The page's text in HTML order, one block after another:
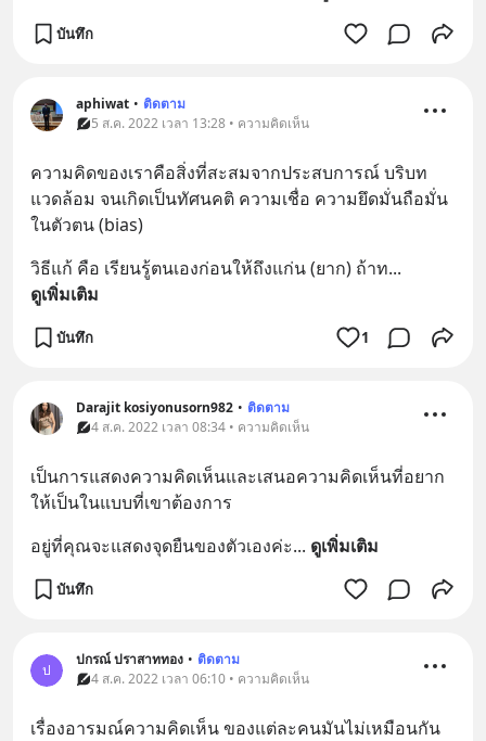
บันทึก
aphiwat • ติดตาม
5 ส.ค. 2022 เวลา 13:28 • ความคิดเห็น
ความคิดของเราคือสิ่งที่สะสมจากประสบการณ์ บริบท
แวดล้อม จนเกิดเป็นทัศนคติ ความเชื่อ ความยึดมั่นถือมั่น
ในตัวตน (bias)
วิธีแก้ คือ เรียนรู้ตนเองก่อนให้ถึงแก่น (ยาก) ถ้าท...
ดูเพิ่มเติม
บันทึก 1
Darajit kosiyonusorn982 • ติดตาม
4 ส.ค. 2022 เวลา 08:34 • ความคิดเห็น
เป็นการแสดงความคิดเห็นและเสนอความคิดเห็นที่อยาก
ให้เป็นในแบบที่เขาต้องการ
อยู่ที่คุณจะแสดงจุดยืนของตัวเองค่ะ... ดูเพิ่มเติม
บันทึก
ป
ปกรณ์ ปราสาททอง • ติดตาม
4 ส.ค. 2022 เวลา 06:10 • ความคิดเห็น
เรื่องอารมณ์ความคิดเห็น ของแต่ละคนมันไม่เหมือนกัน